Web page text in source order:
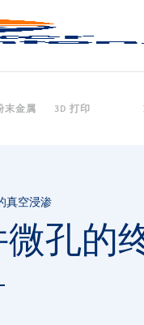
末金属 3D 打印
真空浸渗
孔的